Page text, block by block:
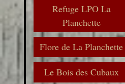
Refuge LPO La
Planchette
Flore de La Planchette
Le Bois des Cubaux